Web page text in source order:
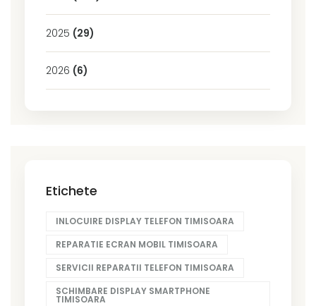
2025 (29)
2026 (6)
Etichete
INLOCUIRE DISPLAY TELEFON TIMISOARA
REPARATIE ECRAN MOBIL TIMISOARA
SERVICII REPARATII TELEFON TIMISOARA
SCHIMBARE DISPLAY SMARTPHONE
TIMISOARA